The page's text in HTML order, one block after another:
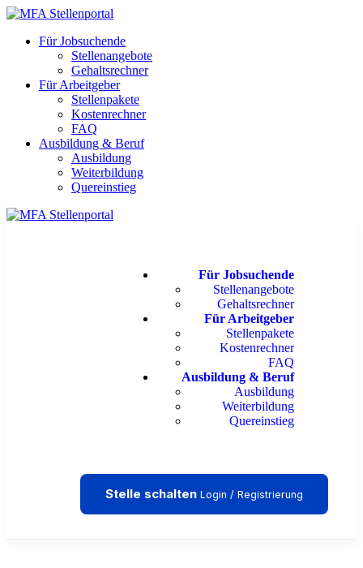
Für Jobsuchende
Stellenangebote
Gehaltsrechner
Für Arbeitgeber
Stellenpakete
Kostenrechner
FAQ
Ausbildung & Beruf
Ausbildung
Weiterbildung
Quereinstieg
Für Jobsuchende
Stellenangebote
Gehaltsrechner
Für Arbeitgeber
Stellenpakete
Kostenrechner
FAQ
Ausbildung & Beruf
Ausbildung
Weiterbildung
Quereinstieg
Stelle schalten Login / Registrierung